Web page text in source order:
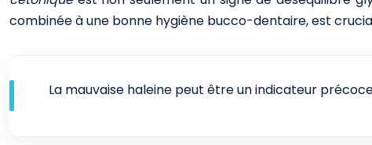
combinée à une bonne hygiène bucco-dentaire, est
La mauvaise haleine peut être un indicateur